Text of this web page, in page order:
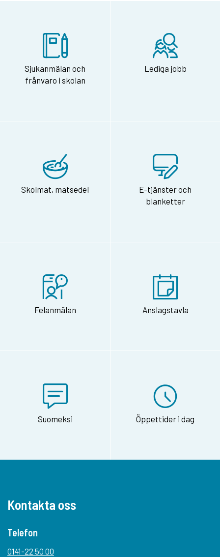
Sjukanmälan och
frånvaro i skolan
Lediga jobb
Skolmat, matsedel
E-tjänster och
blanketter
Felanmälan Anslagstavla
Suomeksi Öppettider i dag
Kontakta oss
Telefon
0141-22 50 00